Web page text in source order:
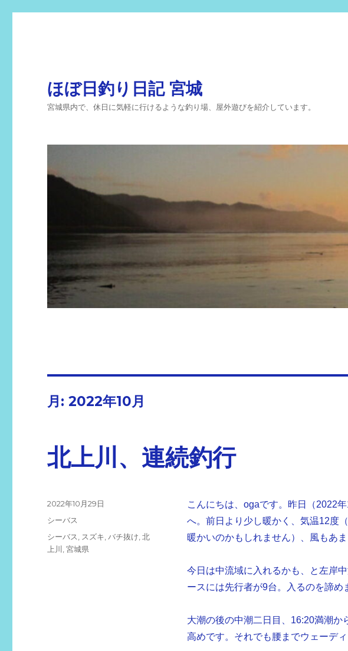
ほぼ日釣り日記 宮城
宮城県内で、休日に気軽に行けるような釣り場、屋外遊びを紹介しています。
月:2022年10月
北上川、連続釣行
こんにちは、ogaです。昨日（2022
へ。前日より少し暖かく、気温12度
暖かいのかもしれません）、風もあ
今日は中流域に入れるかも、と左岸
ースには先行者が9台。入るのを諦め
大潮の後の中潮二日目、16:20満潮
高めです。それでも腰までウェーデ
投
2022年10月29日
カ
ゴ
シーバス
タ
グ
シーバス スズキ バチ抜け ,北
上川 ,宮城県